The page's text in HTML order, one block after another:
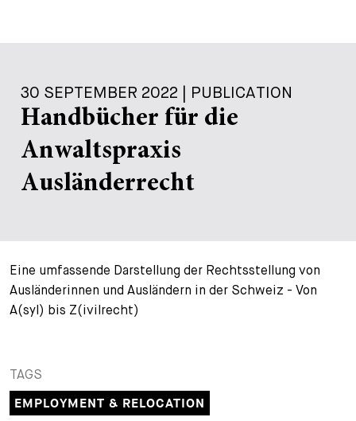
30 SEPTEMBER 2022 | PUBLICATION
Handbücher für die
Anwaltspraxis
Ausländerrecht
Eine umfassende Darstellung der Rechtsstellung von
Ausländerinnen und Ausländern in der Schweiz - Von
A(syl) bis Z(ivilrecht)
TAGS
EMPLOYMENT & RELOCATION